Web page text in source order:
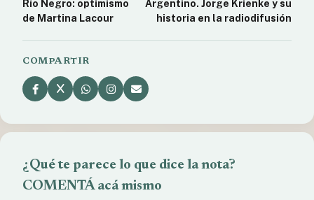
Río Negro: optimismo
de Martina Lacour
Argentino. Jorge Krienke y su
historia en la radiodifusión
COMPARTIR
¿Qué te parece lo que dice la nota?
COMENTÁ acá mismo